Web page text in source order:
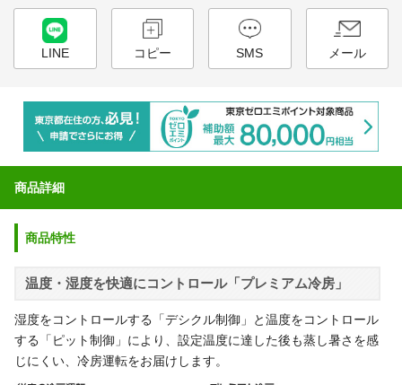
LINE コピー SMS メール
商品詳細
商品特性
温度・湿度を快適にコントロール「プレミアム冷房」
湿度をコントロールする「デシクル制御」と温度をコントロール
する「ピット制御」により、設定温度に達した後も蒸し暑さを感
じにくい、冷房運転をお届けします。